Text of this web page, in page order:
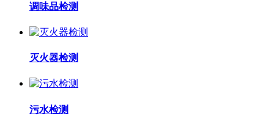
调味品检测
灭火器检测
污水检测